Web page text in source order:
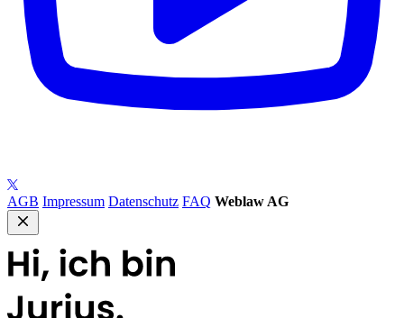
AGB Impressum Datenschutz FAQ Weblaw AG